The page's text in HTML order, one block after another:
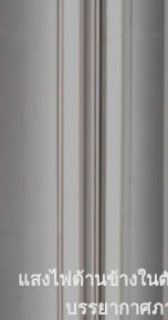
แสงไฟด้านข้างใน
บรรยากาศ